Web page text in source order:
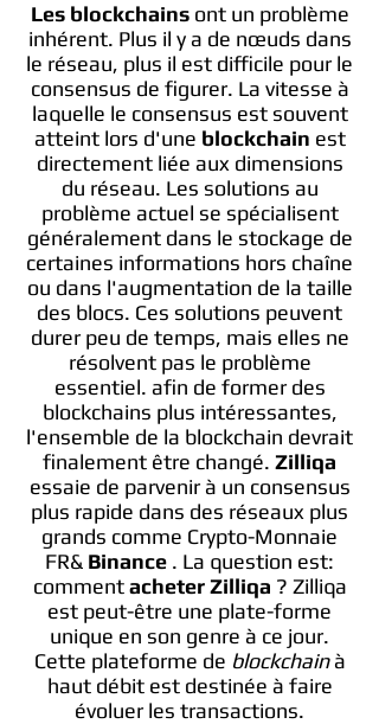
Les blockchainsont un problème
inhérent. Plus il y a de nœuds dans
le réseau, plus il est difficile pour le
consensus de figurer. La vitesse à
laquelle le consensus est souvent
atteint lors d'une blockchain est
directement liée aux dimensions
du réseau. Les solutions au
problème actuel se spécialisent
généralement dans le stockage de
certaines informations hors chaîne
ou dans l'augmentation de la taille
des blocs. Ces solutions peuvent
durer peu de temps, mais elles ne
résolvent pas le problème
essentiel. afin de former des
blockchains plus intéressantes,
l'ensemble de la blockchain devrait
finalement être changé. Zilliqa
essaie de parvenir à un consensus
plus rapide dans des réseaux plus
grands comme Crypto-Monnaie
FR& Binance . La question est:
commentacheter Zilliqa ? Zilliqa
est peut-être une plate-forme
unique en son genre à ce jour.
Cette plateforme de blockchainà
haut débit est destinée à faire
évoluer les transactions.